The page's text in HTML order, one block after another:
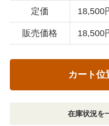
定価 18,500
販売価格 18,500
カート位
在庫状況を